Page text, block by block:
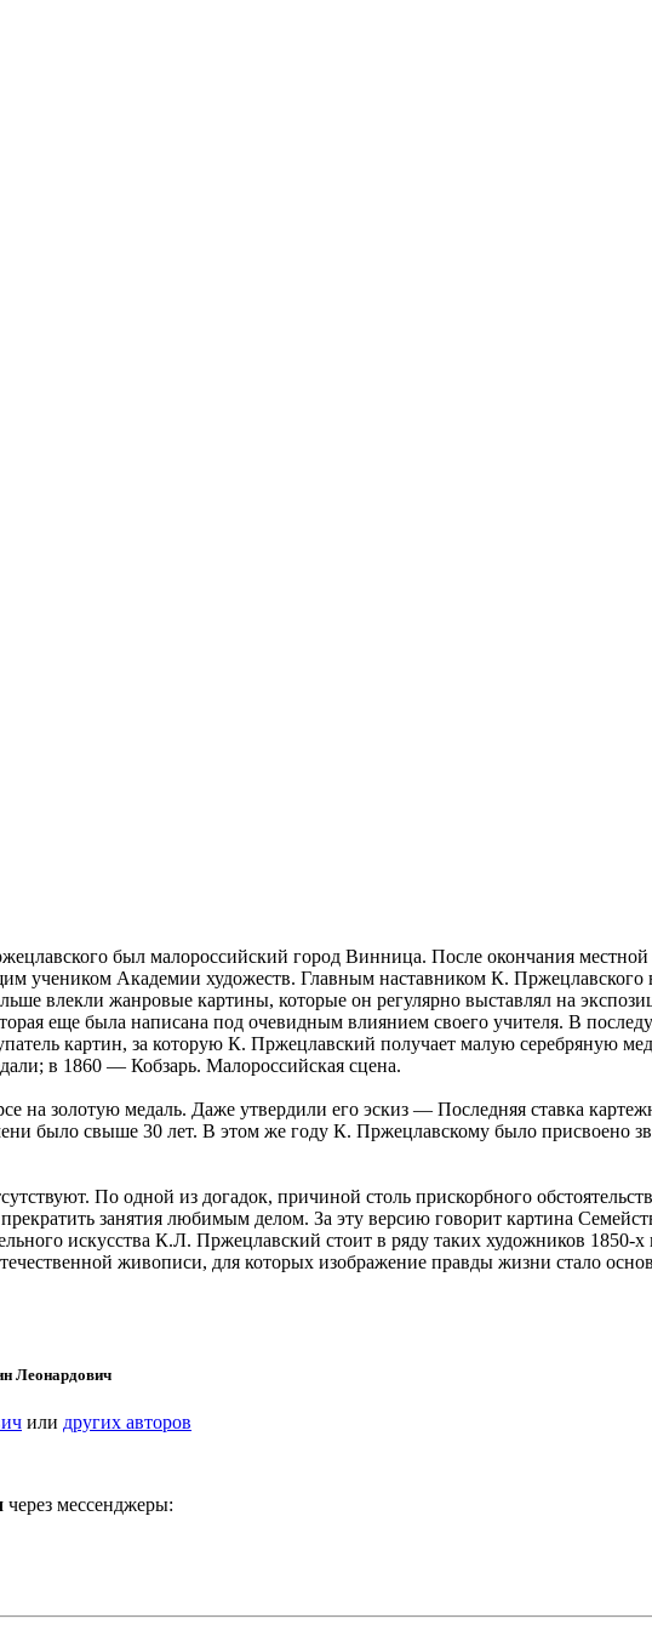
был малороссийский город Винница. После окончания
учеником Академии художеств. Главным наставником К.
влекли жанровые картины, которые он регулярно выставлял на
еще была написана под очевидным влиянием своего учителя. В
картин, за которую К. Пржецлавский получает малую серебряную
в 1860 — Кобзарь. Малороссийская сцена.
на золотую медаль. Даже утвердили его эскиз — Последняя ставка
было свыше 30 лет. В этом же году К. Пржецлавскому было присвоено
По одной из догадок, причиной столь прискорбного
занятия любимым делом. За эту версию говорит картина
искусства К.Л. Пржецлавский стоит в ряду таких художников 1850-
живописи, для которых изображение правды жизни стало
Леонардович
или других авторов
через мессенджеры: